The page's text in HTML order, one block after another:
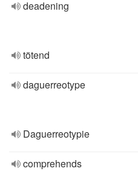
deadening
tötend
daguerreotype
Daguerreotypie
comprehends